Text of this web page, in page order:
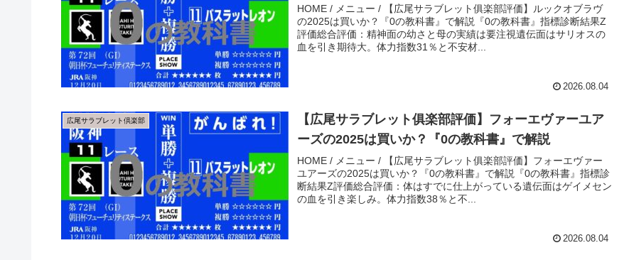
HOME / メニュー / 【広尾サラブレット俱楽部評価】ルックオブラヴ
の2025は買いか？『0の教科書』で解説『0の教科書』指標診断結果Z
評価総合評価：精神面の幼さと母の実績は要注視遺伝面はサリオスの
血を引き期待大。体力指数31％と不安材...
2026.08.04
広尾サラブレット倶楽部
【広尾サラブレット俱楽部評価】フォーエヴァーユア
ーズの2025は買いか？『0の教科書』で解説
HOME / メニュー / 【広尾サラブレット俱楽部評価】フォーエヴァー
ユアーズの2025は買いか？『0の教科書』で解説『0の教科書』指標診
断結果Z評価総合評価：体はすでに仕上がっている遺伝面はゲイメセン
の血を引き楽しみ。体力指数38％と不...
2026.08.04